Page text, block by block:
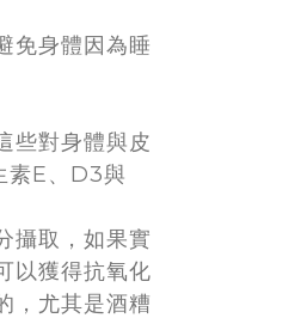
免身體因為睡
些對身體與皮
素E、D3與
攝取，如果實
以獲得抗氧化
，尤其是酒糟